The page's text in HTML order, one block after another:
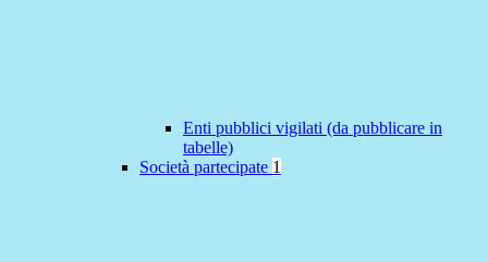
Enti pubblici vigilati (da pubblicare in
tabelle)
Società partecipate 1